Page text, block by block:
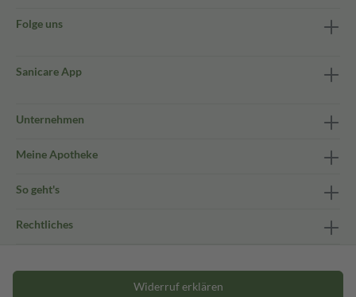
Folge uns
Sanicare App
Unternehmen
Meine Apotheke
So geht's
Rechtliches
Widerruf erklären